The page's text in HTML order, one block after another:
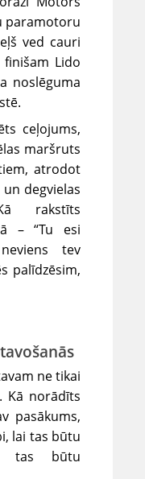
paramotoru
ved cauri
finišam Lido
noslēguma
ceļojums,
maršruts
atrodot
degvielas
rakstīts
– “Tu esi
tev
palīdzēsim,
ne tikai
Kā norādīts
pasākums,
lai tas būtu
tas būtu